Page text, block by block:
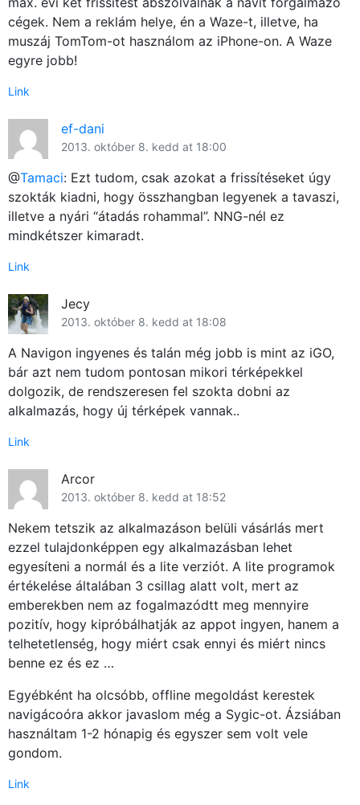
cégek. Nem a reklám helye, én a Waze-t, illetve, ha
muszáj TomTom-ot használom az iPhone-on. A Waze
egyre jobb!
Link
ef-dani
2013. október 8. kedd at 18:00
@Tamaci: Ezt tudom, csak azokat a frissítéseket úgy
szokták kiadni, hogy összhangban legyenek a tavaszi,
illetve a nyári “átadás rohammal”. NNG-nél ez
mindkétszer kimaradt.
Link
Jecy
2013. október 8. kedd at 18:08
A Navigon ingyenes és talán még jobb is mint az iGO,
bár azt nem tudom pontosan mikori térképekkel
dolgozik, de rendszeresen fel szokta dobni az
alkalmazás, hogy új térképek vannak..
Link
Arcor
2013. október 8. kedd at 18:52
Nekem tetszik az alkalmazáson belüli vásárlás mert
ezzel tulajdonképpen egy alkalmazásban lehet
egyesíteni a normál és a lite verziót. A lite programok
értékelése általában 3 csillag alatt volt, mert az
emberekben nem az fogalmazódtt meg mennyire
pozitív, hogy kipróbálhatják az appot ingyen, hanem a
telhetetlenség, hogy miért csak ennyi és miért nincs
benne ez és ez …
Egyébként ha olcsóbb, offline megoldást kerestek
navigácoóra akkor javaslom még a Sygic-ot. Ázsiában
használtam 1-2 hónapig és egyszer sem volt vele
gondom.
Link
Főoldal
Használt Apple
Apple szerviz